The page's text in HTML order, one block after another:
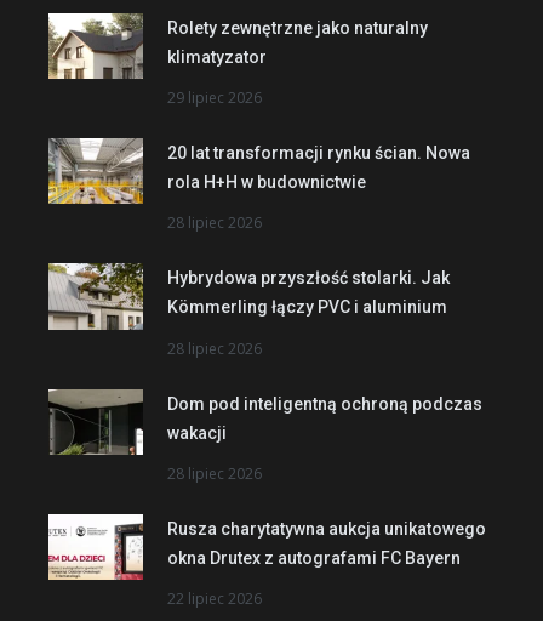
Rolety zewnętrzne jako naturalny
klimatyzator
29 lipiec 2026
20 lat transformacji rynku ścian. Nowa
rola H+H w budownictwie
28 lipiec 2026
Hybrydowa przyszłość stolarki. Jak
Kömmerling łączy PVC i aluminium
28 lipiec 2026
Dom pod inteligentną ochroną podczas
wakacji
28 lipiec 2026
Rusza charytatywna aukcja unikatowego
okna Drutex z autografami FC Bayern
22 lipiec 2026